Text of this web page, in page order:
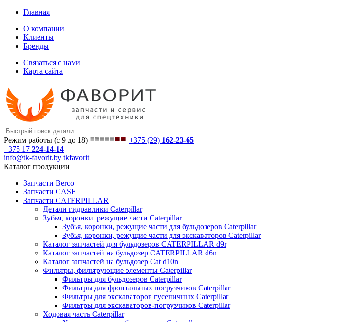
Главная
О компании
Клиенты
Бренды
Связаться с нами
Карта сайта
Режим работы (с 9 до 18) +375 (29) 162-23-65
+375 17 224-14-14
info@tk-favorit.by tkfavorit
Каталог продукции
Запчасти Berco
Запчасти CASE
Запчасти CATERPILLAR
Детали гидравлики Caterpillar
Зубья, коронки, режущие части Caterpillar
Зубья, коронки, режущие части для бульдозеров Caterpillar
Зубья, коронки, режущие части для экскаваторов Caterpillar
Каталог запчастей для бульдозеров CATERPILLAR d9r
Каталог запчастей на бульдозер CATERPILLAR d6n
Каталог запчастей на бульдозер Сat d10n
Фильтры, фильтрующие элементы Caterpillar
Фильтры для бульдозеров Caterpillar
Фильтры для фронтальных погрузчиков Caterpillar
Фильтры для экскаваторов гусеничных Caterpillar
Фильтры для экскаваторов-погрузчиков Caterpillar
Ходовая часть Caterpillar